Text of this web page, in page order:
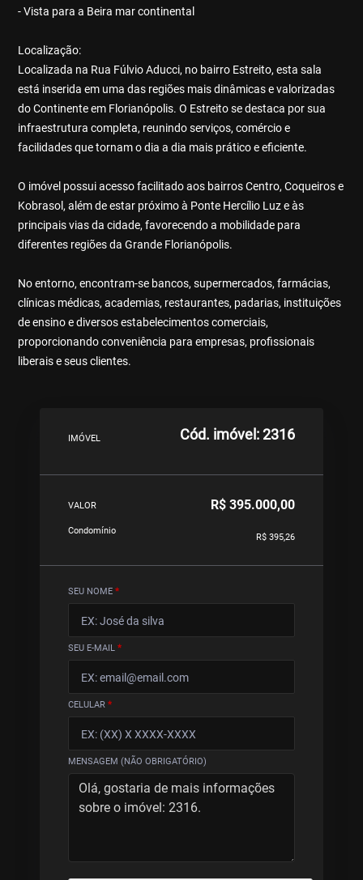
- Vista para a Beira mar continental
Localização:
Localizada na Rua Fúlvio Aducci, no bairro Estreito, esta sala
está inserida em uma das regiões mais dinâmicas e valorizadas
do Continente em Florianópolis. O Estreito se destaca por sua
infraestrutura completa, reunindo serviços, comércio e
facilidades que tornam o dia a dia mais prático e eficiente.
O imóvel possui acesso facilitado aos bairros Centro, Coqueiros e
Kobrasol, além de estar próximo à Ponte Hercílio Luz e às
principais vias da cidade, favorecendo a mobilidade para
diferentes regiões da Grande Florianópolis.
No entorno, encontram-se bancos, supermercados, farmácias,
clínicas médicas, academias, restaurantes, padarias, instituições
de ensino e diversos estabelecimentos comerciais,
proporcionando conveniência para empresas, profissionais
liberais e seus clientes.
IMÓVEL Cód. imóvel: 2316
VALOR R$ 395.000,00
Condomínio
R$ 395,26
SEU NOME *
SEU E-MAIL *
CELULAR *
MENSAGEM (NÃO OBRIGATÓRIO)